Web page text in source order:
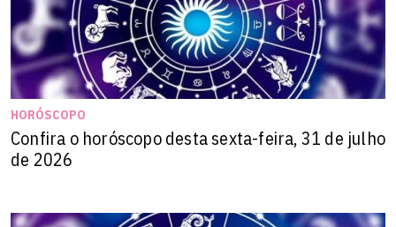
HORÓSCOPO
Confira o horóscopo desta sexta-feira, 31 de julho
de 2026